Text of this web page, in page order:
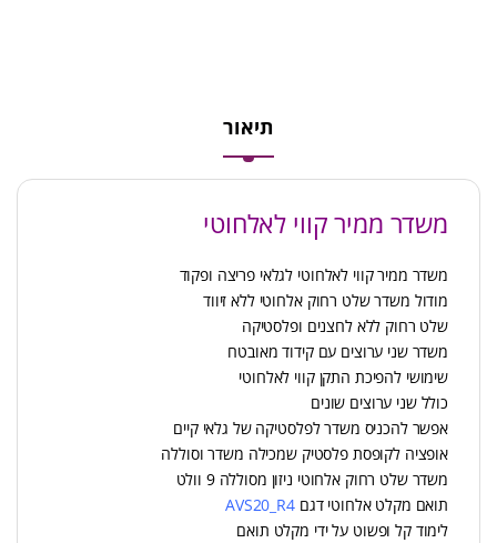
תיאור
משדר ממיר קווי לאלחוטי
משדר ממיר קווי לאלחוטי לגלאי פריצה ופקוד
מודול משדר שלט רחוק אלחוטי ללא זיווד
שלט רחוק ללא לחצנים ופלסטיקה
משדר שני ערוצים עם קידוד מאובטח
שימושי להפיכת התקן קווי לאלחוטי
כולל שני ערוצים שונים
אפשר להכניס משדר לפלסטיקה של גלאי קיים
אופציה לקופסת פלסטיק שמכילה משדר וסוללה
משדר שלט רחוק אלחוטי ניזון מסוללה 9 וולט
תואם מקלט אלחוטי דגםAVS20_R4
לימוד קל ופשוט על ידי מקלט תואם